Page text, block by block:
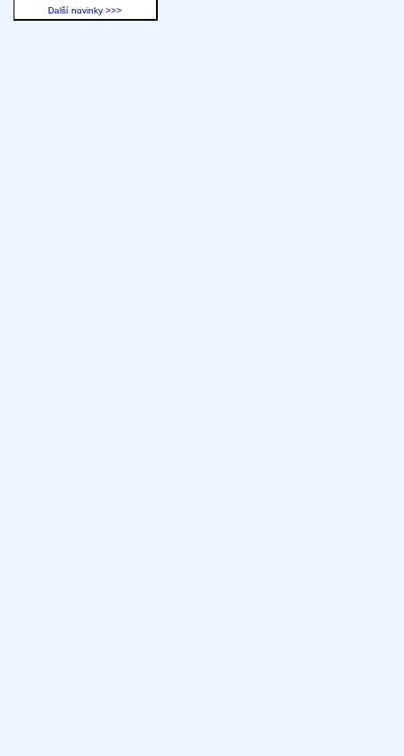
Další novinky >>>